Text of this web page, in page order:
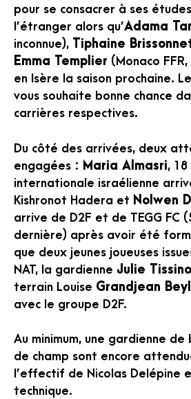
pour se consacrer à ses
l’étranger alors qu’Adama
inconnue), Tiphaine
Emma Templier (Monaco
en Isère la saison prochaine.
vous souhaite bonne chance
carrières respectives.
Du côté des arrivées, deux
engagées : Maria Almasri,
internationale israélienne
Kishronot Hadera et Nolwen
arrive de D2F et de TEGG FC
dernière) après avoir été
que deux jeunes joueuses
NAT, la gardienne Julie Tissino
terrain Louise Grandjean
avec le groupe D2F.
Au minimum, une gardienne
de champ sont encore
l’effectif de Nicolas Delépine
technique.